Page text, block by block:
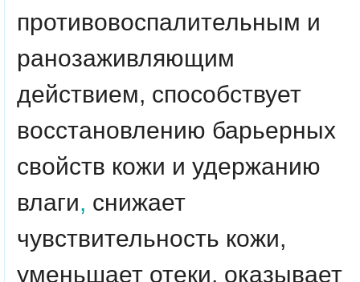
противовоспалительным и
ранозаживляющим
действием, способствует
восстановлению барьерных
свойств кожи и удержанию
влаги, снижает
чувствительность кожи,
уменьшает отеки, оказывает